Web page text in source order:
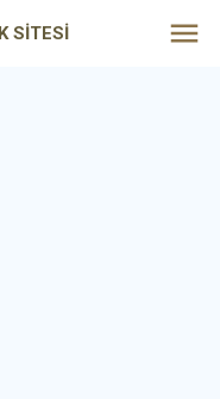
SİTESİ